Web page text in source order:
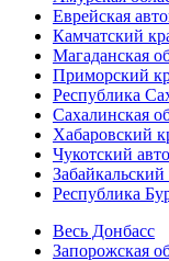
Еврейская
Камчатский
Магаданская
Приморский
Республика
Сахалинская
Хабаровский
Чукотский
Забайкальский
Республика
Весь Донбасс
Запорожская